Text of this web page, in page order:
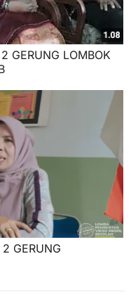
GERUNG LOMBOK
GERUNG